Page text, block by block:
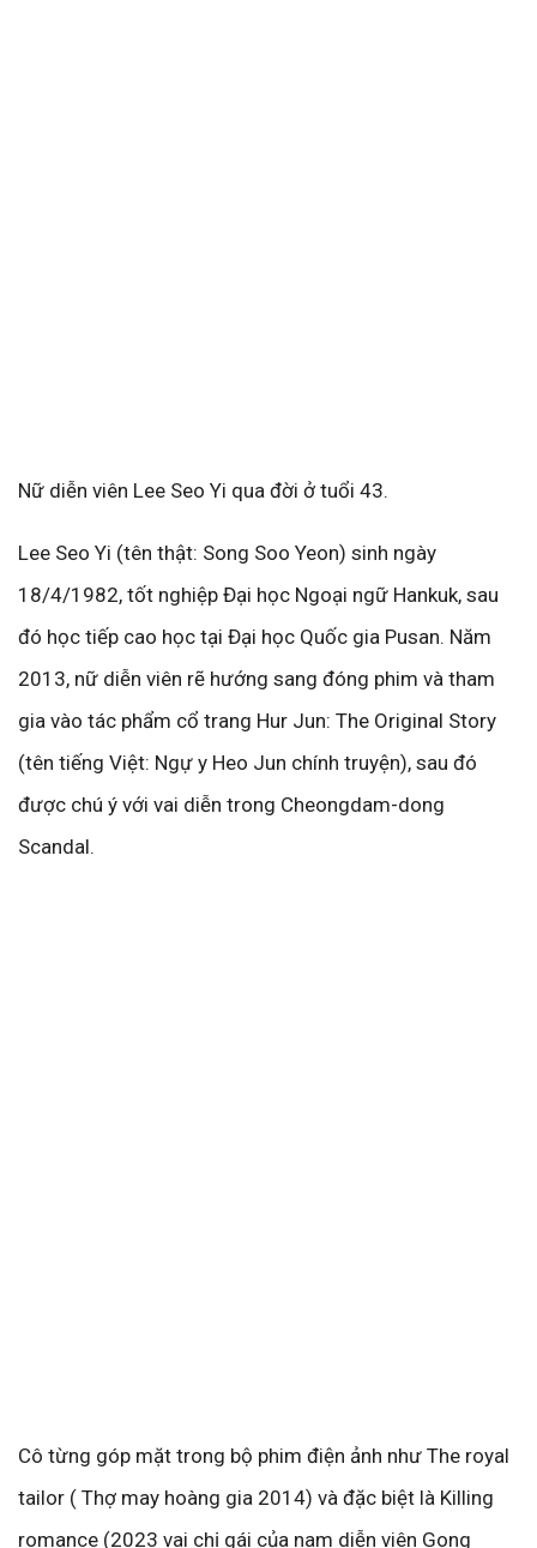
Nữ diễn viên Lee Seo Yi qua đời ở tuổi 43.
Lee Seo Yi (tên thật: Song Soo Yeon) sinh ngày
18/4/1982, tốt nghiệp Đại học Ngoại ngữ Hankuk, sau
đó học tiếp cao học tại Đại học Quốc gia Pusan. Năm
2013, nữ diễn viên rẽ hướng sang đóng phim và tham
gia vào tác phẩm cổ trang Hur Jun: The Original Story
(tên tiếng Việt: Ngự y Heo Jun chính truyện), sau đó
được chú ý với vai diễn trong Cheongdam-dong
Scandal.
Cô từng góp mặt trong bộ phim điện ảnh như The royal
tailor ( Thợ may hoàng gia 2014) và đặc biệt là Killing
romance (2023 vai chị gái của nam diễn viên Gong